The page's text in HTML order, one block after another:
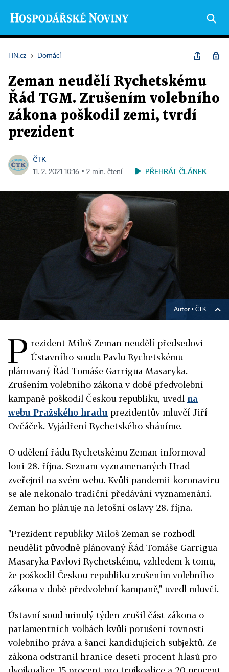
HN.cz › Domácí
Zeman neudělí Rychetskému
Řád TGM. Zrušením volebního
zákona poškodil zemi, tvrdí
prezident
ČTK
11. 2. 2021 10:16 ▪ 2 min. čtení PŘEHRÁT ČLÁNEK
Autor ▪ ČTK
P rezident Miloš Zeman neudělí předsedovi
Ústavního soudu Pavlu Rychetskému
plánovaný Řád Tomáše Garrigua Masaryka.
Zrušením volebního zákona v době předvolební
kampaně poškodil Českou republiku, uvedl na
webu Pražského hradu prezidentův mluvčí Jiří
Ovčáček. Vyjádření Rychetského sháníme.
O udělení řádu Rychetskému Zeman informoval
loni 28. října. Seznam vyznamenaných Hrad
zveřejnil na svém webu. Kvůli pandemii koronaviru
se ale nekonalo tradiční předávání vyznamenání.
Zeman ho plánuje na letošní oslavy 28. října.
"Prezident republiky Miloš Zeman se rozhodl
neudělit původně plánovaný Řád Tomáše Garrigua
Masaryka Pavlovi Rychetskému, vzhledem k tomu,
že poškodil Českou republiku zrušením volebního
zákona v době předvolební kampaně," uvedl mluvčí.
Ústavní soud minulý týden zrušil část zákona o
parlamentních volbách kvůli porušení rovnosti
volebního práva a šancí kandidujících subjektů. Ze
zákona odstranil hranice deseti procent hlasů pro